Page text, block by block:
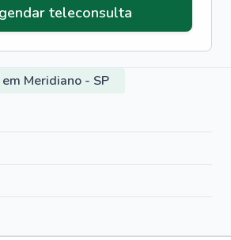
teleconsulta
Meridiano - SP